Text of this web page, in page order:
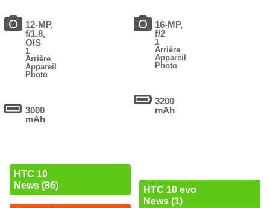
12-MP,
f/1.8,
OIS
1
Arrière
Appareil
Photo
3000
mAh
HTC 10
News (86)
16-MP,
f/2
1
Arrière
Appareil
Photo
3200
mAh
HTC 10 evo
News (1)